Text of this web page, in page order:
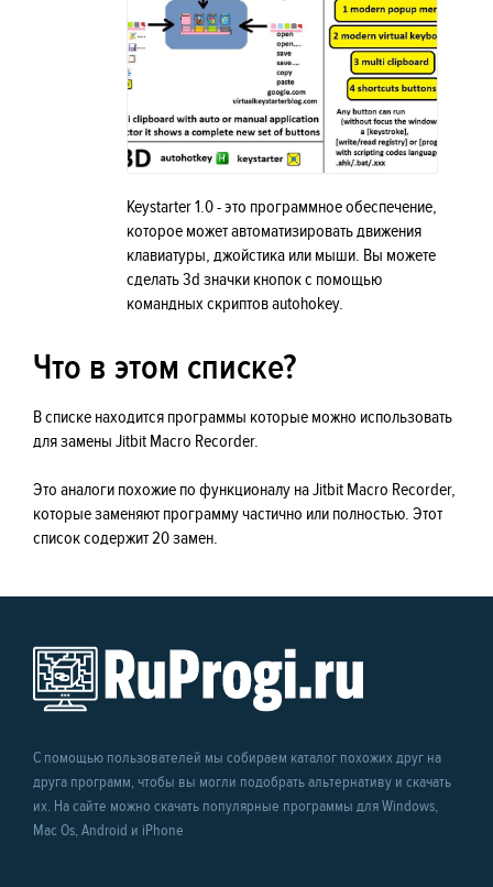
Keystarter 1.0 - это программное обеспечение,
которое может автоматизировать движения
клавиатуры, джойстика или мыши. Вы можете
сделать 3d значки кнопок с помощью
командных скриптов autohokey.
Что в этом списке?
В списке находится программы которые можно использовать
для замены Jitbit Macro Recorder.
Это аналоги похожие по функционалу на Jitbit Macro Recorder,
которые заменяют программу частично или полностью. Этот
список содержит 20 замен.
С помощью пользователей мы собираем каталог похожих друг на
друга программ, чтобы вы могли подобрать альтернативу и скачать
их. На сайте можно скачать популярные программы для Windows,
Mac Os, Android и iPhone